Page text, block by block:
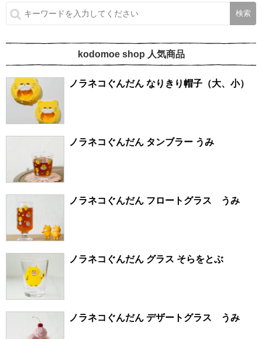
kodomoe shop 人気商品
ノラネコぐんだん なりきり帽子（大、小）
ノラネコぐんだん タンブラー うみ
ノラネコぐんだん フロートグラス うみ
ノラネコぐんだん グラス そらをとぶ
ノラネコぐんだん デザートグラス うみ